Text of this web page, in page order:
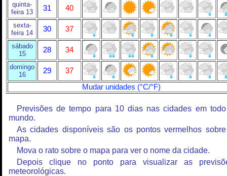
quinta-
feira 13
31 40
sexta-
feira 14
30 37
sábado
15
28 34
domingo
16
29
37
Mudar unidades (°C/°F)
Previsões de tempo para 10 dias nas cidades em
mundo.
As cidades disponíveis são os pontos vermelhos
mapa.
Mova o rato sobre o mapa para ver o nome da cidade.
Depois clique no ponto para visualizar as
meteorológicas.